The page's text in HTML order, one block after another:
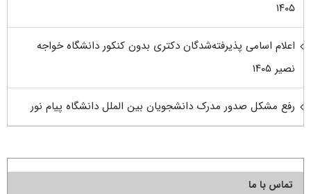
۱۴۰۵
اعلام اسامی پذیرفته‌شدگان دکتری بدون کنکور دانشگاه خواجه
نصیر ۱۴۰۵
رفع مشکل صدور مدرک دانشجویان بین الملل دانشگاه پیام نور
تماس با ما